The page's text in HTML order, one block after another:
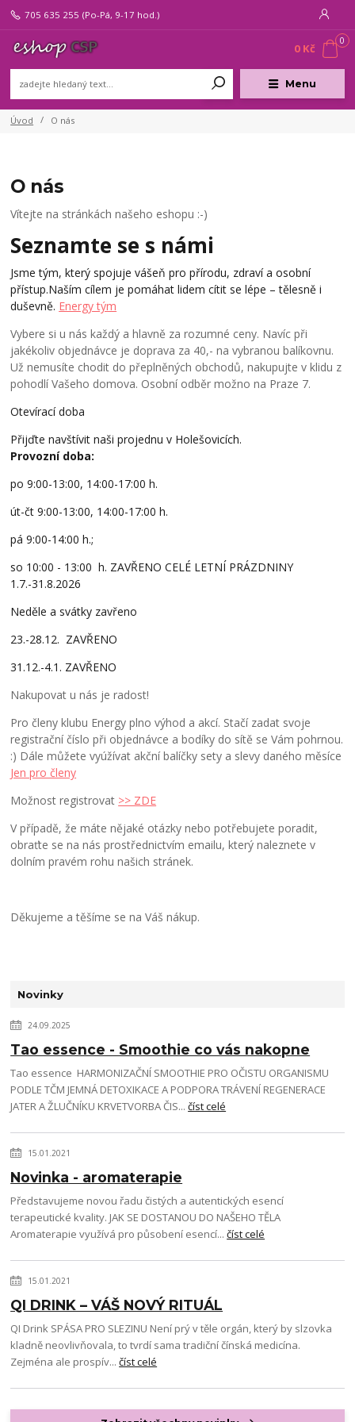
Menu
705 635 255 (Po-Pá, 9-17 hod.)
0
0 Kč
Úvod O nás
Novinky
24.09.2025
Tao essence - Smoothie co vás nakopne
Tao essence HARMONIZAČNÍ SMOOTHIE PRO OČISTU ORGANISMU
PODLE TČM JEMNÁ DETOXIKACE A PODPORA TRÁVENÍ REGENERACE
JATER A ŽLUČNÍKU KRVETVORBA ČIS...číst celé
15.01.2021
Novinka - aromaterapie
Představujeme novou řadu čistých a autentických esencí
terapeutické kvality. JAK SE DOSTANOU DO NAŠEHO TĚLA
Aromaterapie využívá pro působení esencí...číst celé
15.01.2021
QI DRINK – VÁŠ NOVÝ RITUÁL
QI Drink SPÁSA PRO SLEZINU Není prý v těle orgán, který by slzovka
kladně neovlivňovala, to tvrdí sama tradiční čínská medicína.
Zejména ale prospív...číst celé
O nás
Vítejte na stránkách našeho eshopu :-)
Seznamte se s námi
Jsme tým, který spojuje vášeň pro přírodu, zdraví a osobní
přístup.Naším cílem je pomáhat lidem cítit se lépe – tělesně i
duševně. Energy tým
Vybere si u nás každý a hlavně za rozumné ceny. Navíc při
jakékoliv objednávce je doprava za 40,- na vybranou balíkovnu.
Už nemusíte chodit do přeplněných obchodů, nakupujte v klidu z
pohodlí Vašeho domova. Osobní odběr možno na Praze 7.
Otevírací doba
Přijďte navštívit naši projednu v Holešovicích.
Provozní doba:
po 9:00-13:00, 14:00-17:00 h.
út-čt 9:00-13:00, 14:00-17:00 h.
pá 9:00-14:00 h.;
so 10:00 - 13:00 h. ZAVŘENO CELÉ LETNÍ PRÁZDNINY
1.7.-31.8.2026
Neděle a svátky zavřeno
23.-28.12. ZAVŘENO
31.12.-4.1. ZAVŘENO
Nakupovat u nás je radost!
Pro členy klubu Energy plno výhod a akcí. Stačí zadat svoje
registrační číslo při objednávce a bodíky do sítě se Vám pohrnou.
:) Dále můžete vyúžívat akční balíčky sety a slevy daného měsíce
Jen pro členy
Možnost registrovat >> ZDE
V případě, že máte nějaké otázky nebo potřebujete poradit,
obraťte se na nás prostřednictvím emailu, který naleznete v
dolním pravém rohu našich stránek.
Děkujeme a těšíme se na Váš nákup.